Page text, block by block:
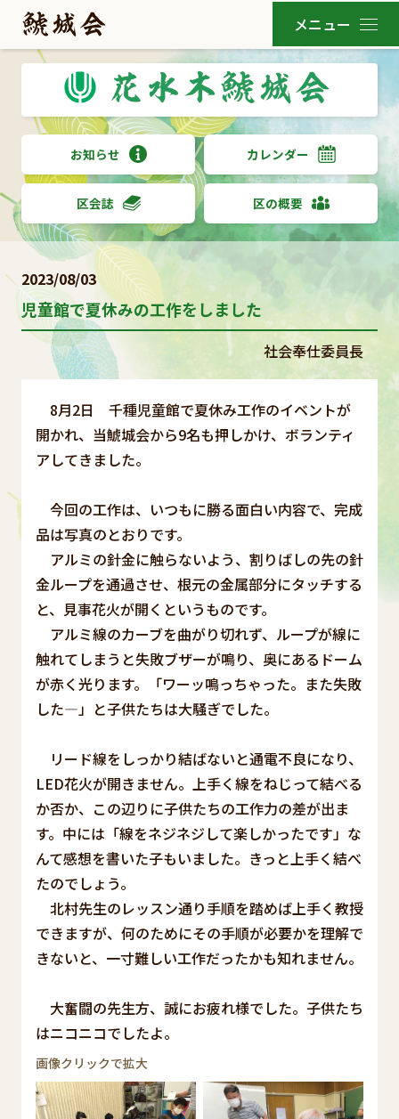
お知らせ カレンダー
区会誌 区の概要
2023/08/03
児童館で夏休みの工作をしました
社会奉仕委員長
8月2日 千種児童館で夏休み工作のイベントが
開かれ、当鯱城会から9名も押しかけ、ボランティ
アしてきました。
今回の工作は、いつもに勝る面白い内容で、完成
品は写真のとおりです。
アルミの針金に触らないよう、割りばしの先の針
金ループを通過させ、根元の金属部分にタッチする
と、見事花火が開くというものです。
アルミ線のカーブを曲がり切れず、ループが線に
触れてしまうと失敗ブザーが鳴り、奥にあるドーム
が赤く光ります。「ワーッ鳴っちゃった。また失敗
した―」と子供たちは大騒ぎでした。
リード線をしっかり結ばないと通電不良になり、
LED花火が開きません。上手く線をねじって結べる
か否か、この辺りに子供たちの工作力の差が出ま
す。中には「線をネジネジして楽しかったです」な
んて感想を書いた子もいました。きっと上手く結べ
たのでしょう。
北村先生のレッスン通り手順を踏めば上手く教授
できますが、何のためにその手順が必要かを理解で
きないと、一寸難しい工作だったかも知れません。
大奮闘の先生方、誠にお疲れ様でした。子供たち
はニコニコでしたよ。
画像クリックで拡大